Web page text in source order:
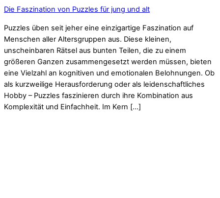
Die Faszination von Puzzles für jung und alt
Puzzles üben seit jeher eine einzigartige Faszination auf
Menschen aller Altersgruppen aus. Diese kleinen,
unscheinbaren Rätsel aus bunten Teilen, die zu einem
größeren Ganzen zusammengesetzt werden müssen, bieten
eine Vielzahl an kognitiven und emotionalen Belohnungen. Ob
als kurzweilige Herausforderung oder als leidenschaftliches
Hobby – Puzzles faszinieren durch ihre Kombination aus
Komplexität und Einfachheit. Im Kern […]